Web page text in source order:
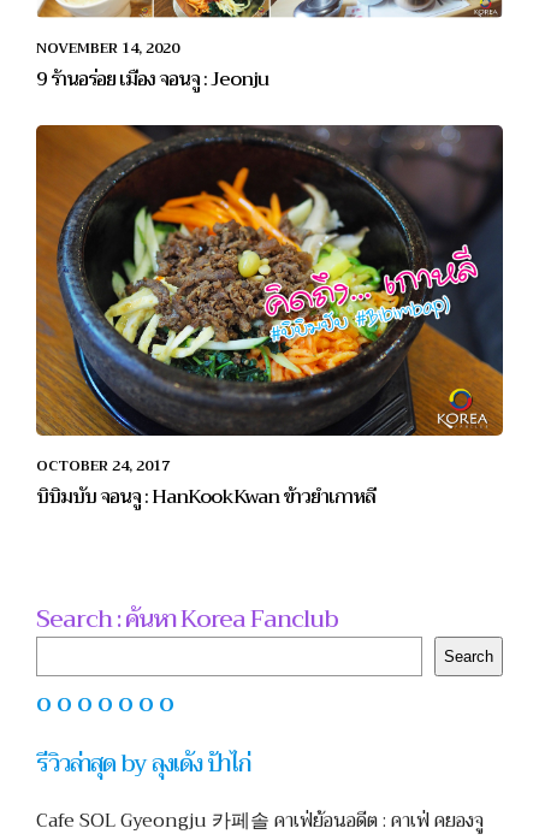
NOVEMBER 14, 2020
9 ร้านอร่อย เมือง จอนจู : Jeonju
OCTOBER 24, 2017
บิบิมบับ จอนจู : HanKookKwan ข้าวยำเกาหลี
Search : ค้นหา Korea Fanclub
Search
O O O O O O O
รีวิวล่าสุด by ลุงเด้ง ป้าไก่
Cafe SOL Gyeongju 카페솔 คาเฟ่ย้อนอดีต : คาเฟ่ คยองจู